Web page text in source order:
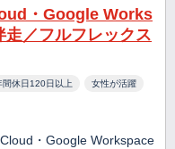
・Google Works
／フルフレックス
間休日120日以上 女性が活躍
・Google Workspace